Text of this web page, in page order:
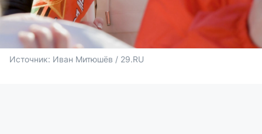
Источник: Иван Митюшёв / 29.RU